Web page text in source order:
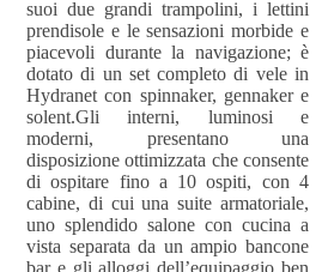
suoi due grandi trampolini, i lettini
prendisole e le sensazioni morbide e
piacevoli durante la navigazione; è
dotato di un set completo di vele in
Hydranet con spinnaker, gennaker e
solent.Gli interni, luminosi e
moderni, presentano una
disposizione ottimizzata che consente
di ospitare fino a 10 ospiti, con 4
cabine, di cui una suite armatoriale,
uno splendido salone con cucina a
vista separata da un ampio bancone